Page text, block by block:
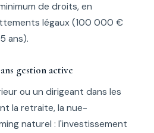
de droits, en
légaux (100 000 €
ans).
gestion active
ou un dirigeant dans les
la retraite, la nue-
naturel : l'investissement